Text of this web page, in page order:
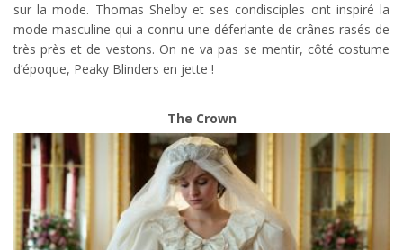
sur la mode. Thomas Shelby et ses condisciples ont inspiré la
mode masculine qui a connu une déferlante de crânes rasés de
très près et de vestons. On ne va pas se mentir, côté costume
d’époque, Peaky Blinders en jette !
The Crown